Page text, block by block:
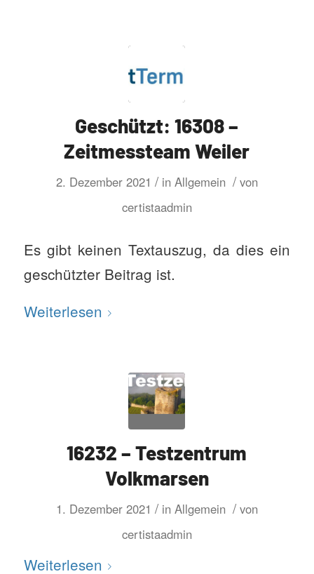
Geschützt: 16308 –
Zeitmessteam Weiler
2. Dezember 2021 / in Allgemein / von
certistaadmin
Es gibt keinen Textauszug, da dies ein
geschützter Beitrag ist.
Weiterlesen
16232 – Testzentrum
Volkmarsen
1. Dezember 2021 / in Allgemein / von
certistaadmin
Weiterlesen